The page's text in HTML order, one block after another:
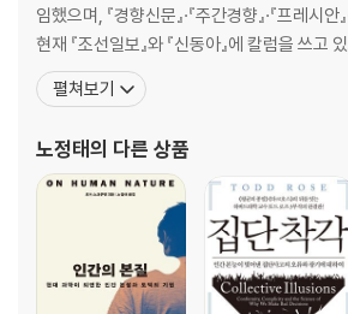
개인의 자유를 빼앗아간 클라우드 자본 | 불가능
우드 금융의 도구가 된 암호화폐 | 또 다른 지금
업 | 민주화된 돈 | 공유지로서의 클라우드와 토
옮긴이의 말
부록1. 테크노퓨달리즘의 정치경제학
부록2. 파생상품의 광란
더 읽을거리와 감사의 말
참고문헌
임했으며, 『경향신문』·『주간경향』·『프레시안
현재 『조선일보』와 『신동아』에 칼럼을 쓰고
문위원으로 활동하고 있다. 지은 책으로 『탄탈
대』 등이 있다. 『지구를 위한다는 착각』, 『그
나라 기쁨을 잃은 나라』, 『
펼쳐보기
노정태의 다른 상품